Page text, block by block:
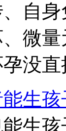
自
微
没
生孩
生